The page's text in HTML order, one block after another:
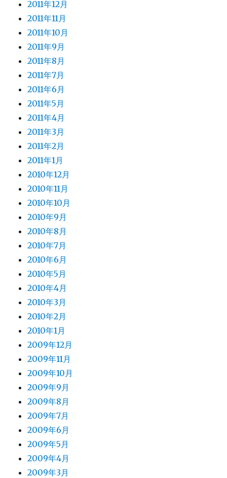
2011年12月
2011年11月
2011年10月
2011年9月
2011年8月
2011年7月
2011年6月
2011年5月
2011年4月
2011年3月
2011年2月
2011年1月
2010年12月
2010年11月
2010年10月
2010年9月
2010年8月
2010年7月
2010年6月
2010年5月
2010年4月
2010年3月
2010年2月
2010年1月
2009年12月
2009年11月
2009年10月
2009年9月
2009年8月
2009年7月
2009年6月
2009年5月
2009年4月
2009年3月